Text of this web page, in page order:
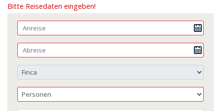
Bitte Reisedaten eingeben!